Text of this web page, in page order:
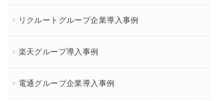
リクルートグループ企業導入事例
楽天グループ導入事例
電通グループ企業導入事例